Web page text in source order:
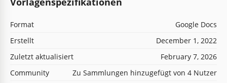
Format
Google Docs
Erstellt
December 1, 2022
Zuletzt aktualisiert
February 7, 2026
Community
Zu Sammlungen hinzugefügt von 4 Nutzer